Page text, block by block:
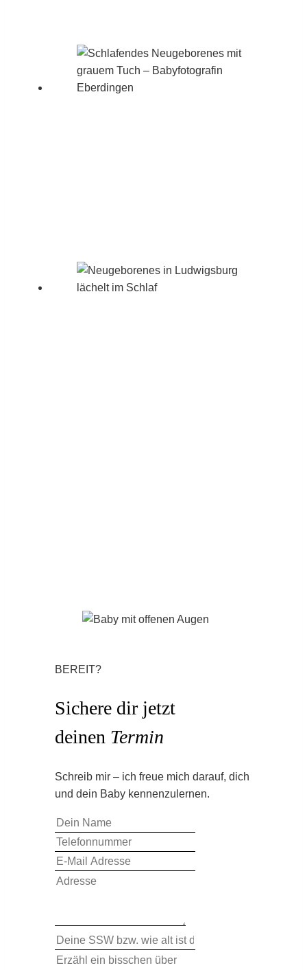
BEREIT?
Sichere dir jetzt
deinen Termin
Schreib mir – ich freue mich darauf, dich
und dein Baby kennenzulernen.